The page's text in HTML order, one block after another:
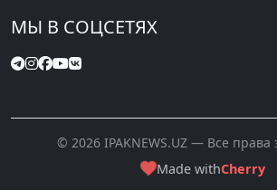
МЫ В СОЦСЕТЯХ
© 2026 IPAKNEWS.UZ — Все
Made withCherry